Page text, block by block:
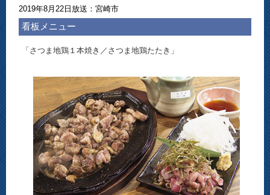
2019年8月22日放送：宮崎市
看板メニュー
「さつま地鶏１本焼き／さつま地鶏たたき」